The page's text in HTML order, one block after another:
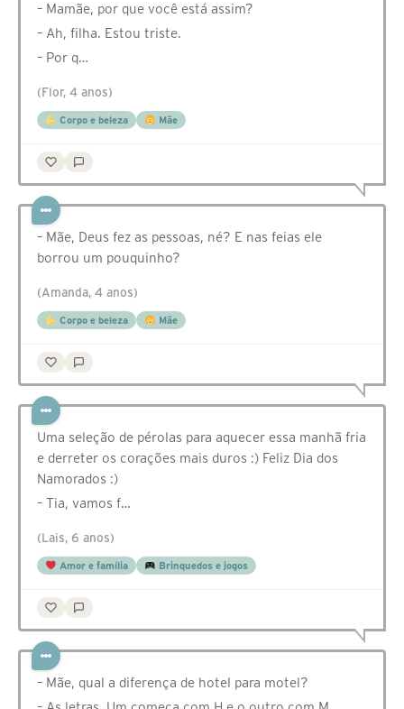
– Mamãe, por que você está assim?
– Ah, filha. Estou triste.
– Por q…
(Flor, 4 anos)
Corpo e beleza Mãe
– Mãe, Deus fez as pessoas, né? E nas feias ele
borrou um pouquinho?
(Amanda, 4 anos)
Corpo e beleza Mãe
Uma seleção de pérolas para aquecer essa manhã fria
e derreter os corações mais duros :) Feliz Dia dos
Namorados :)
– Tia, vamos f…
(Lais, 6 anos)
Amor e família Brinquedos e jogos
– Mãe, qual a diferença de hotel para motel?